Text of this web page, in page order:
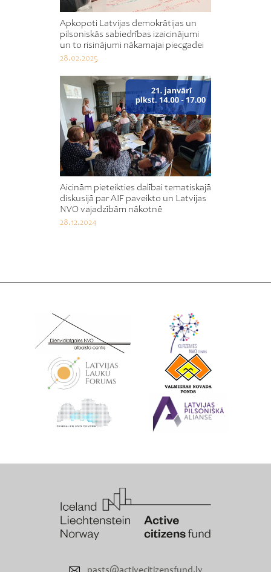
Apkopoti Latvijas demokrātijas un
pilsoniskās sabiedrības izaicinājumi
un to risinājumi nākamajai piecgadei
28.02.2025
Aicinām pieteikties dalībai tematiskajā
diskusijā par AIF paveikto un Latvijas
NVO vajadzībām nākotnē
28.12.2024